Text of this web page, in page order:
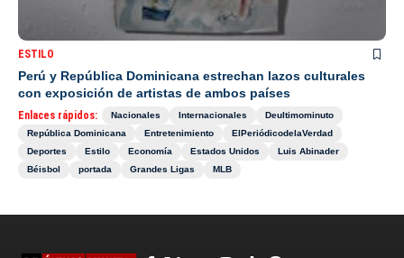
ESTILO
Perú y República Dominicana estrechan lazos culturales
con exposición de artistas de ambos países
Enlaces rápidos: Nacionales Internacionales
Deultimominuto
República Dominicana
Entretenimiento
ElPeriódicodelaVerdad
Deportes
Estilo Economía Estados Unidos
Luis Abinader
Béisbol
portada Grandes Ligas MLB